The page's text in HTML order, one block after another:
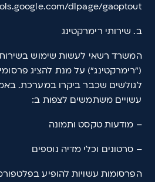
dlpage/gaoptout/
ב. שירותי רימרקטינג
המשרד רשאי לעשות שימוש
("רימרקטינג") על מנת להציג
לגולשים שכבר ביקרו במערכת.
עשויים משתמשים לצפות ב:
– מודעות טקסט ותמונה
– סרטונים וכלי מדיה נוספים
הפרסומות עשויות להופיע